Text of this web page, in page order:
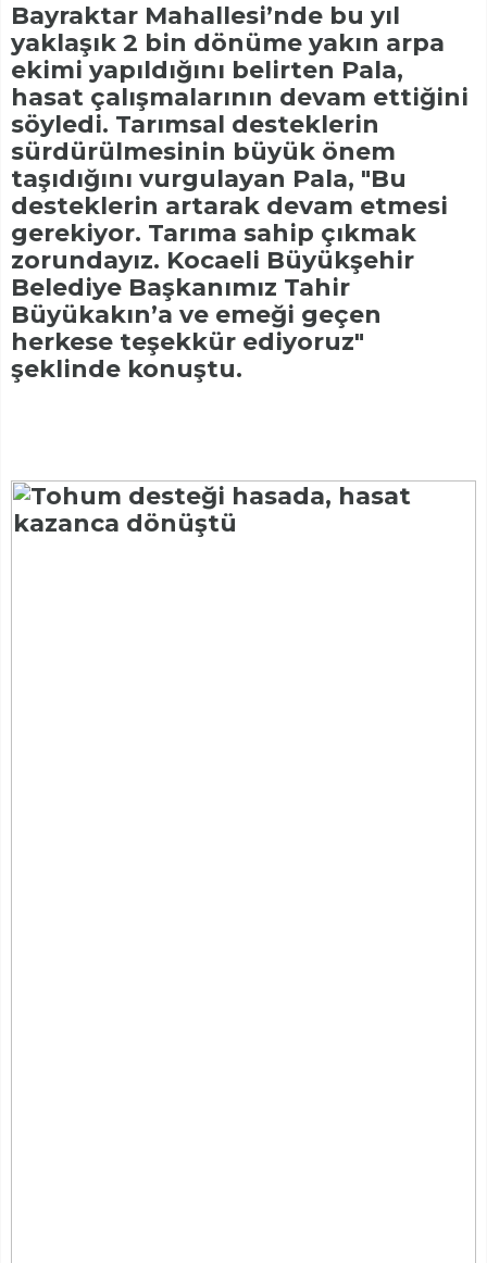
Bayraktar Mahallesi’nde bu yıl
yaklaşık 2 bin dönüme yakın arpa
ekimi yapıldığını belirten Pala,
hasat çalışmalarının devam ettiğini
söyledi. Tarımsal desteklerin
sürdürülmesinin büyük önem
taşıdığını vurgulayan Pala, "Bu
desteklerin artarak devam etmesi
gerekiyor. Tarıma sahip çıkmak
zorundayız. Kocaeli Büyükşehir
Belediye Başkanımız Tahir
Büyükakın’a ve emeği geçen
herkese teşekkür ediyoruz"
şeklinde konuştu.